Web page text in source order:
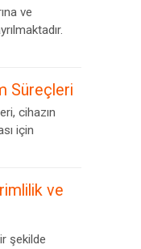
ve
Süreçleri
cihazın
için
ve
şekilde